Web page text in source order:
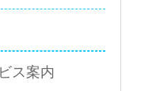
ス案内